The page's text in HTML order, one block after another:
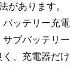
があります。
ッテリー充電
ブバッテリー
、充電器だけ